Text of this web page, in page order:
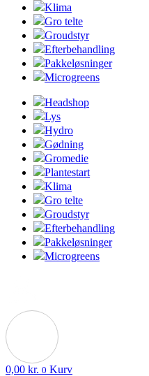
Klima
Gro telte
Groudstyr
Efterbehandling
Pakkeløsninger
Microgreens
Headshop
Lys
Hydro
Gødning
Gromedie
Plantestart
Klima
Gro telte
Groudstyr
Efterbehandling
Pakkeløsninger
Microgreens
0,00 kr. 0 Kurv